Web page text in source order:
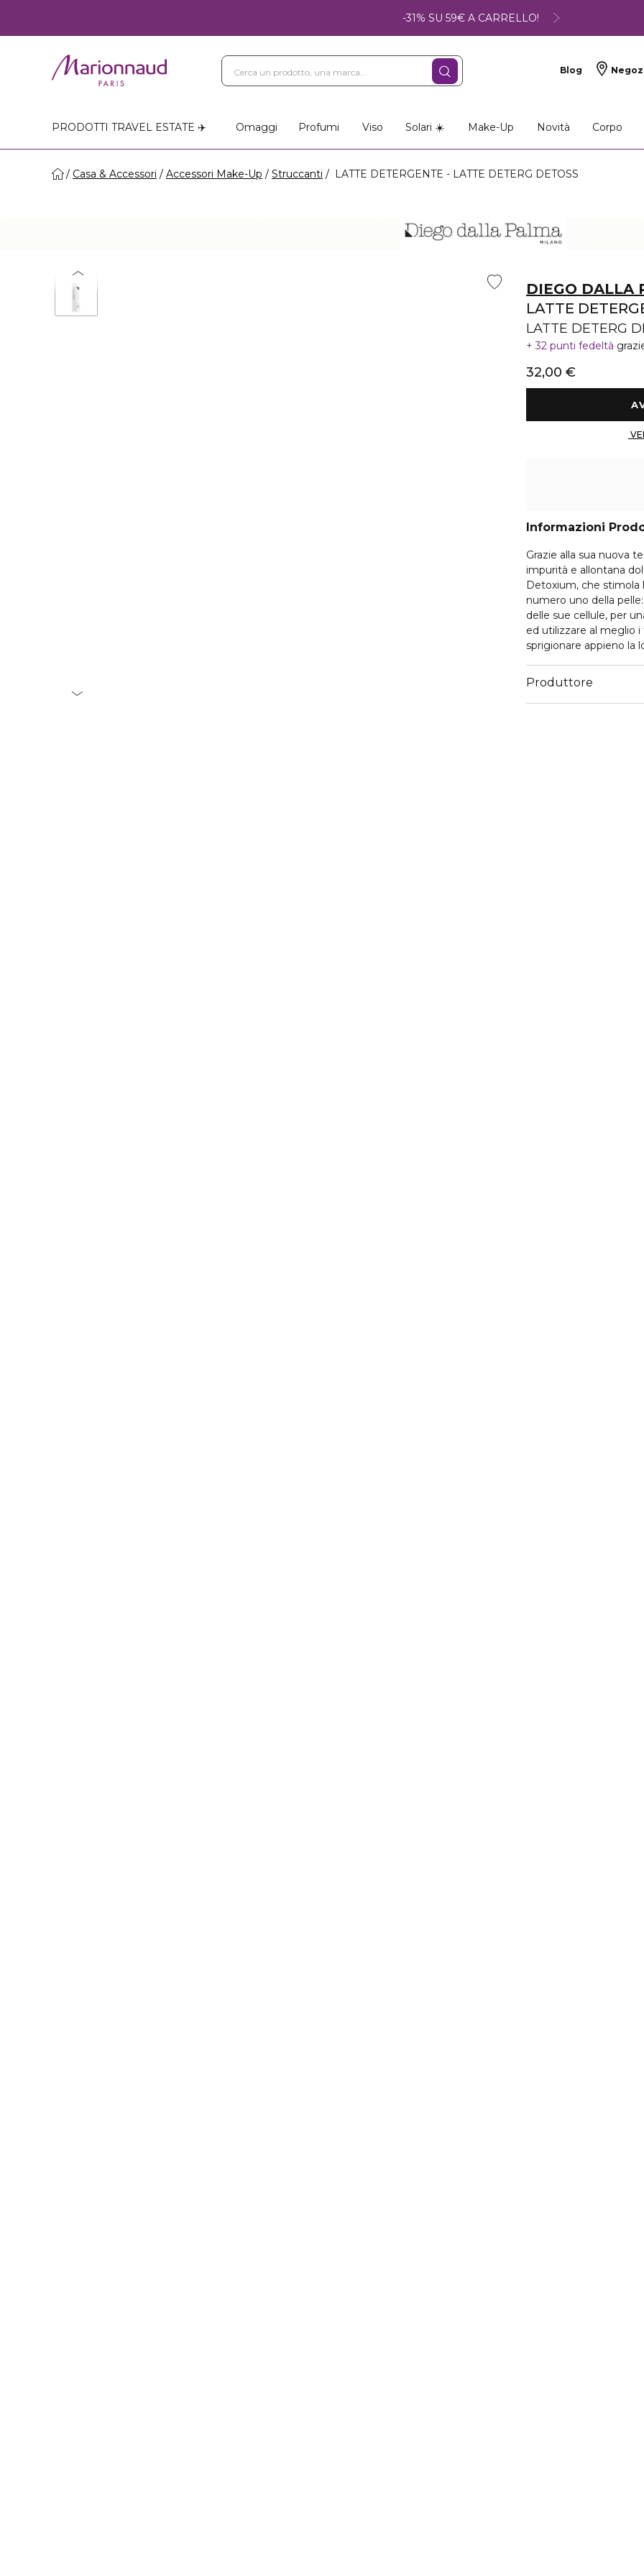
-31% SU 59€ A CARRELLO!
Blog
PRODOTTI TRAVEL ESTATE ✈️ Omaggi Profumi Viso Solari ☀️ Make-Up Novità Corpo
Casa & Accessori Accessori Make-Up Struccanti LATTE DETERGENTE - LATTE DETERG DETOSS
DIEGO DALLA
LATTE
LATTE DETERG
32 punti fedeltà
32,00 €
Informazioni
Grazie alla sua nuova
impurità e allontana
Detoxium, che stimola
numero uno della
delle sue cellule, per
ed utilizzare al meglio
sprigionare appieno la
Produttore